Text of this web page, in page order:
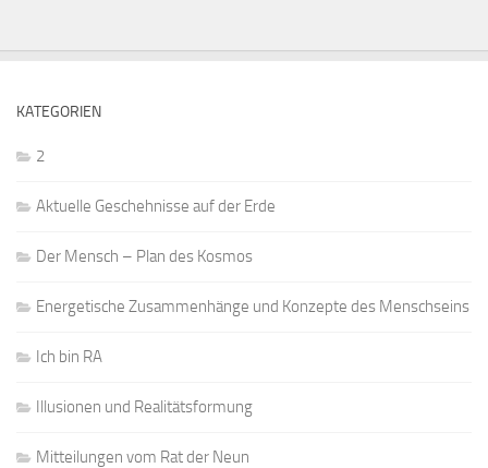
KATEGORIEN
2
Aktuelle Geschehnisse auf der Erde
Der Mensch – Plan des Kosmos
Energetische Zusammenhänge und Konzepte des Menschseins
Ich bin RA
Illusionen und Realitätsformung
Mitteilungen vom Rat der Neun